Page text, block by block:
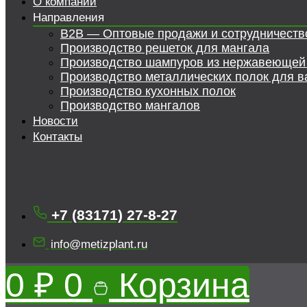
Направления
B2B — Оптовые продажи и
Производство решеток для мангала
Производство шампуров из нержавеющей
Производство металлических полок для
Производство кухонных полок
Производство мангалов
Новости
Контакты
+7 (83171) 27-8-27
info@metizplant.ru
0 ₽ 0 Корзина